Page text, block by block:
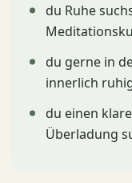
du Ruhe
du gerne in
innerlich
du einen
Überladung